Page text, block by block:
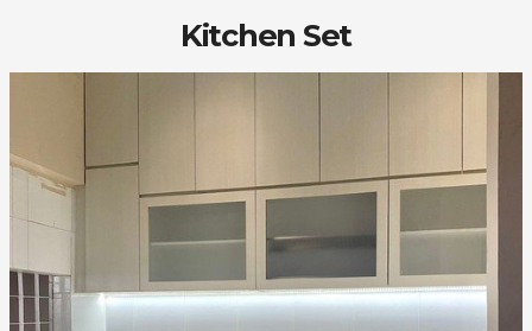
Kitchen Set